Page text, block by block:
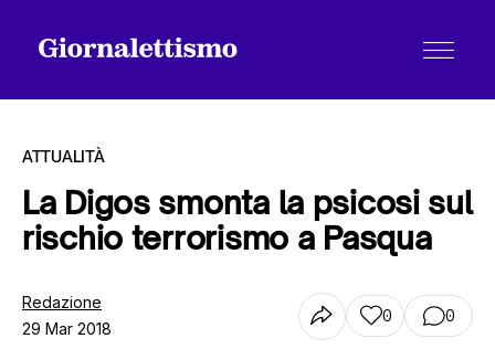
Tutti gli articoli
Chi siamo
ATTUALITÀ
La Digos smonta la psicosi sul
rischio terrorismo a Pasqua
Redazione
29 Mar 2018
0 0